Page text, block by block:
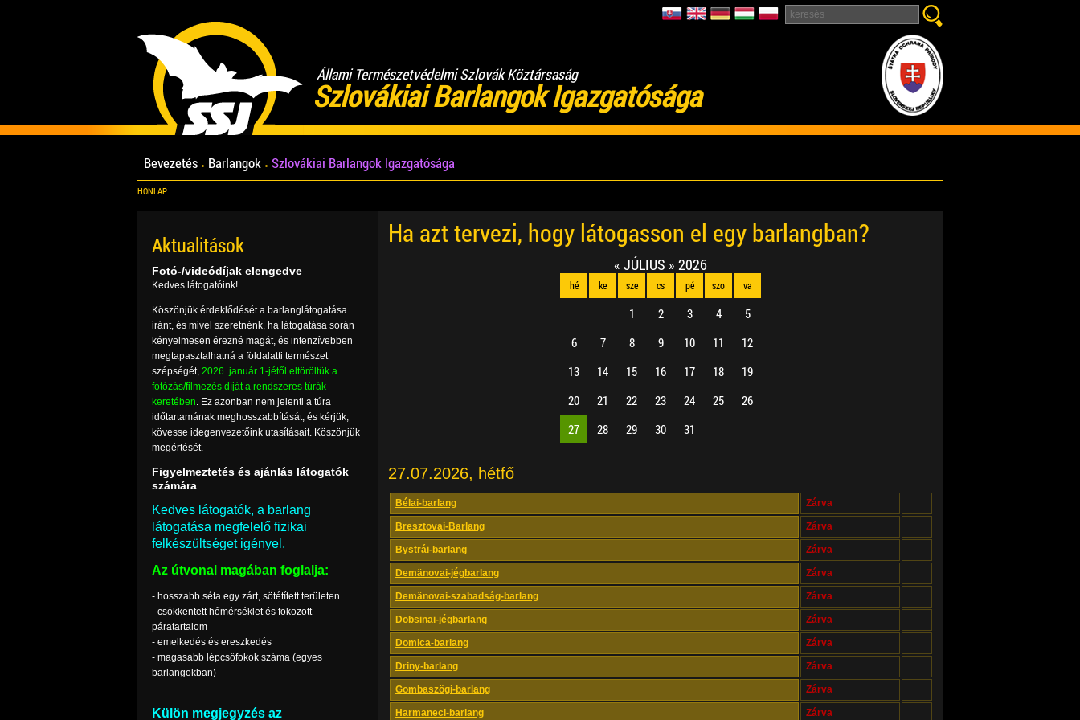
Állami Természetvédelmi Szlovák Köztársaság
Szlovákiai Barlangok Igazgatósága
Bevezetés Barlangok Szlovákiai Barlangok Igazgatósága
HONLAP
Ha azt tervezi, hogy látogasson el egy barlangban?
« JÚLIUS » 2026
hé ke sze cs pé szo va
1 2 3 4
5
6
7 8 9 10 11
12
13
14 15 16 17 18
19
20
21 22 23 24 25
26
27
28 29 30 31
27.07.2026, hétfő
Bélai-barlang Zárva
Bresztovai-Barlang Zárva
Bystrái-barlang Zárva
Demänovai-jégbarlang Zárva
Demänovai-szabadság-barlang Zárva
Dobsinai-jégbarlang Zárva
Domica-barlang Zárva
Driny-barlang Zárva
Gombaszögi-barlang Zárva
Harmaneci-barlang Zárva
Aktualitások
Fotó-/videódíjak elengedve
Kedves látogatóink!
Köszönjük érdeklődését a barlanglátogatása
iránt, és mivel szeretnénk, ha látogatása során
kényelmesen érezné magát, és intenzívebben
megtapasztalhatná a földalatti természet
szépségét, 2026. január 1-jétől eltöröltük a
fotózás/filmezés díját a rendszeres túrák
keretében. Ez azonban nem jelenti a túra
időtartamának meghosszabbítását, és kérjük,
kövesse idegenvezetőink utasításait. Köszönjük
megértését.
Figyelmeztetés és ajánlás látogatók
számára
Kedves látogatók, a barlang
látogatása megfelelő fizikai
felkészültséget igényel.
Az útvonal magában foglalja:
- hosszabb séta egy zárt, sötétített területen.
- csökkentett hőmérséklet és fokozott
páratartalom
- emelkedés és ereszkedés
- magasabb lépcsőfokok száma (egyes
barlangokban)
Külön megjegyzés az